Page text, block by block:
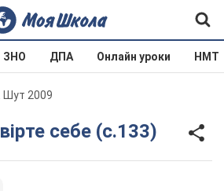
ЗНО ДПА Онлайн уроки НМТ
Шут 2009
себе (с.133)